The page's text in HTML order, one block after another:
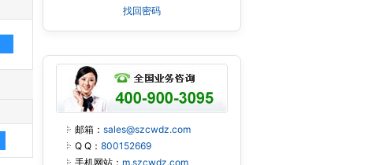
找回密码
邮箱： sales@szcwdz.com
Q Q： 800152669
手机网站： m.szcwdz.com